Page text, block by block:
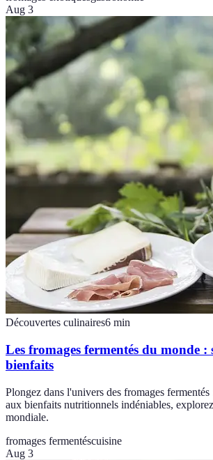
Aug 3
Découvertes culinaires6 min
Les fromages fermentés du monde :
bienfaits
Plongez dans l'univers des fromages fermentés
aux bienfaits nutritionnels indéniables,
mondiale.
fromages fermentéscuisine
Aug 3